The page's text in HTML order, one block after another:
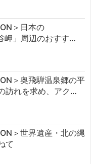
＞日本の
岬」周辺のおすす…
＞奥飛騨温泉郷の平
訪れを求め、アク…
＞世界遺産・北の縄
て